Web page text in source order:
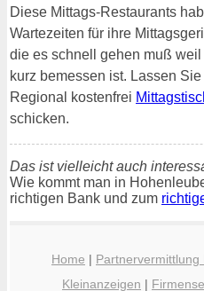
Diese Mittags-Restaurants
Wartezeiten für ihre
die es schnell gehen muß
kurz bemessen ist. Lassen
Regional kostenfrei
schicken.
Das ist vielleicht auch
Wie kommt man in
richtigen Bank und zum
Home | Partnervermittlung
Kleinanzeigen |